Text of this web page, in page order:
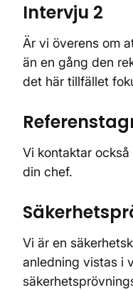
Intervju 2
Är vi överens om
än en gång den
det här tillfället
Vi kontaktar
din chef.
Vi är en
anledning vistas i